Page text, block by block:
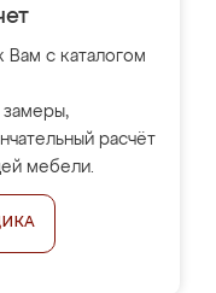
с каталогом
расчёт
мебели.